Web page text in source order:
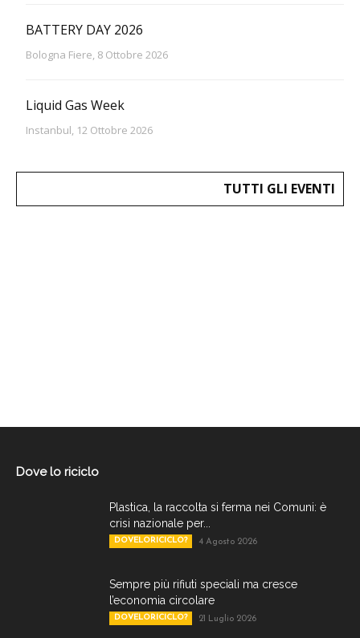
BATTERY DAY 2026
Bologna Fiere, 8 Ottobre 2026
Liquid Gas Week
Instanbul, 12 Ottobre 2026
TUTTI GLI EVENTI
Dove lo riciclo
Plastica, la raccolta si ferma nei Comuni: è
crisi nazionale per...
DOVELORICICLO? 4 Agosto 2026
Sempre più rifiuti speciali ma cresce
l’economia circolare
DOVELORICICLO? 21 Luglio 2026